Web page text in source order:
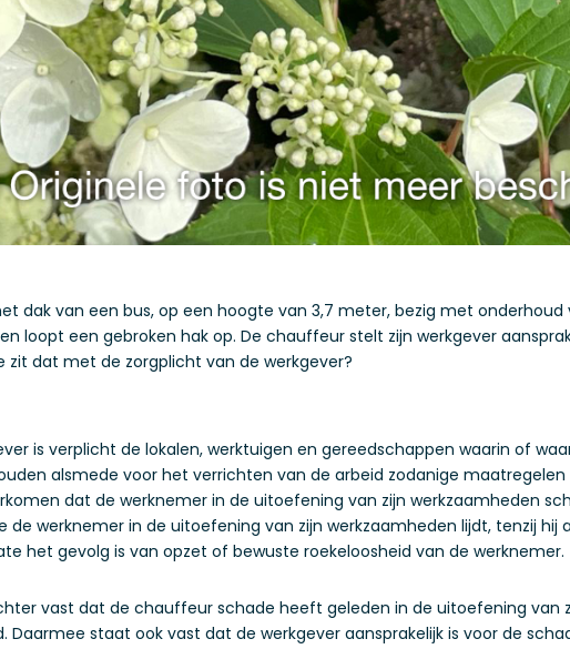
dak van een bus, op een hoogte van 3,7 meter, bezig met onderhoud
loopt een gebroken hak op. De chauffeur stelt zijn werkgever
zit dat met de zorgplicht van de werkgever?
is verplicht de lokalen, werktuigen en gereedschappen waarin of
alsmede voor het verrichten van de arbeid zodanige
dat de werknemer in de uitoefening van zijn werkzaamheden
de werknemer in de uitoefening van zijn werkzaamheden lijdt, tenzij
het gevolg is van opzet of bewuste roekeloosheid van de werknemer.
vast dat de chauffeur schade heeft geleden in de uitoefening van
Daarmee staat ook vast dat de werkgever aansprakelijk is voor de